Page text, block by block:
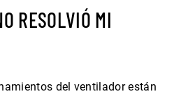
RESOLVIÓ MI
del ventilador están